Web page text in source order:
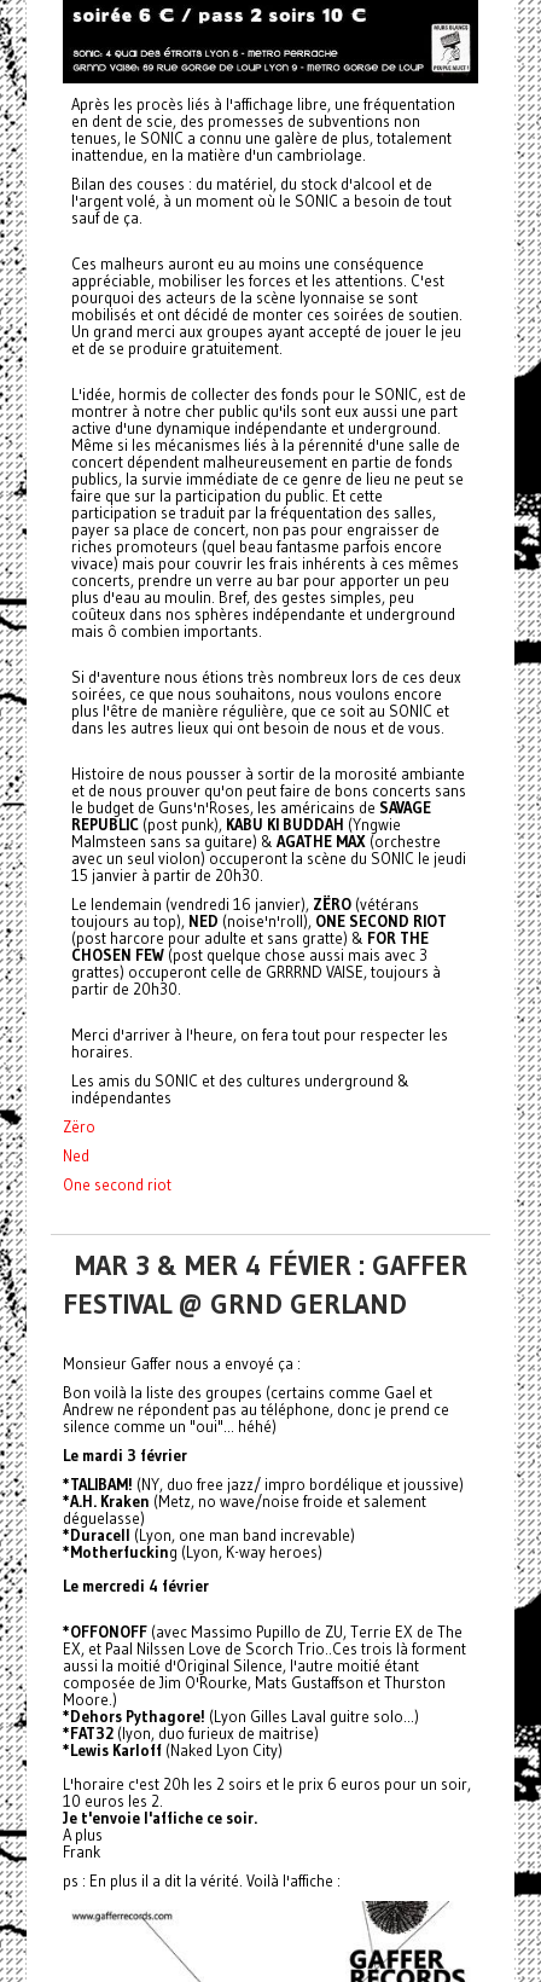
Après les procès liés à l'affichage libre, une fréquentation
en dent de scie, des promesses de subventions non
tenues, le SONIC a connu une galère de plus, totalement
inattendue, en la matière d'un cambriolage.
Bilan des couses : du matériel, du stock d'alcool et de
l'argent volé, à un moment où le SONIC a besoin de tout
sauf de ça.
Ces malheurs auront eu au moins une conséquence
appréciable, mobiliser les forces et les attentions. C'est
pourquoi des acteurs de la scène lyonnaise se sont
mobilisés et ont décidé de monter ces soirées de soutien.
Un grand merci aux groupes ayant accepté de jouer le jeu
et de se produire gratuitement.
L'idée, hormis de collecter des fonds pour le SONIC, est de
montrer à notre cher public qu'ils sont eux aussi une part
active d'une dynamique indépendante et underground.
Même si les mécanismes liés à la pérennité d'une salle de
concert dépendent malheureusement en partie de fonds
publics, la survie immédiate de ce genre de lieu ne peut se
faire que sur la participation du public. Et cette
participation se traduit par la fréquentation des salles,
payer sa place de concert, non pas pour engraisser de
riches promoteurs (quel beau fantasme parfois encore
vivace) mais pour couvrir les frais inhérents à ces mêmes
concerts, prendre un verre au bar pour apporter un peu
plus d'eau au moulin. Bref, des gestes simples, peu
coûteux dans nos sphères indépendante et underground
mais ô combien importants.
Si d'aventure nous étions très nombreux lors de ces deux
soirées, ce que nous souhaitons, nous voulons encore
plus l'être de manière régulière, que ce soit au SONIC et
dans les autres lieux qui ont besoin de nous et de vous.
Histoire de nous pousser à sortir de la morosité ambiante
et de nous prouver qu'on peut faire de bons concerts sans
le budget de Guns'n'Roses, les américains de SAVAGE
REPUBLIC(post punk), KABU KI BUDDAH (Yngwie
Malmsteen sans sa guitare) & AGATHE MAX (orchestre
avec un seul violon) occuperont la scène du SONIC le jeudi
15 janvier à partir de 20h30.
Le lendemain (vendredi 16 janvier), ZËRO(vétérans
toujours au top), NED (noise'n'roll),ONE SECOND RIOT
(post harcore pour adulte et sans gratte) & FOR THE
CHOSEN FEW(post quelque chose aussi mais avec 3
grattes) occuperont celle de GRRRND VAISE, toujours à
partir de 20h30.
Merci d'arriver à l'heure, on fera tout pour respecter les
horaires.
Les amis du SONIC et des cultures underground &
indépendantes
Zëro
Ned
One second riot
MAR 3 & MER 4 FÉVIER : GAFFER
FESTIVAL @ GRND GERLAND
Monsieur Gaffer nous a envoyé ça :
Bon voilà la liste des groupes (certains comme Gael et
Andrew ne répondent pas au téléphone, donc je prend ce
silence comme un "oui"... héhé)
Le mardi 3 février
*TALIBAM! (NY, duo free jazz/ impro bordélique et joussive)
*A.H. Kraken (Metz, no wave/noise froide et salement
déguelasse)
*Duracell (Lyon, one man band increvable)
*Motherfucking (Lyon, K-way heroes)
Le mercredi 4 février
*OFFONOFF (avec Massimo Pupillo de ZU, Terrie EX de The
EX, et Paal Nilssen Love de Scorch Trio..Ces trois là forment
aussi la moitié d'Original Silence, l'autre moitié étant
composée de Jim O'Rourke, Mats Gustaffson et Thurston
Moore.)
*Dehors Pythagore! (Lyon Gilles Laval guitre solo...)
*FAT32(lyon, duo furieux de maitrise)
*Lewis Karloff (Naked Lyon City)
L'horaire c'est 20h les 2 soirs et le prix 6 euros pour un soir,
10 euros les 2.
Je t'envoie l'affiche ce soir.
A plus
Frank
ps : En plus il a dit la vérité. Voilà l'affiche :